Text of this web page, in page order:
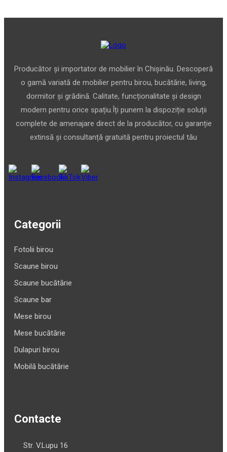
Producător și importator de mobilier în Chișinău. Descoperă
o gamă variată de mobilier pentru birou, bucătărie, living,
dormitor și grădină. Calitate, funcționalitate și design
modern pentru orice spațiu.Îți punem la dispoziție soluții
complete de amenajare direct de la producător, cu garanție
extinsă și consultanță gratuită pentru proiectul tău
Categorii
Fotolii birou
Scaune birou
Scaune bucătărie
Scaune bar
Mese birou
Mese bucătărie
Dulapuri birou
Mobilă bucătărie
Contacte
Str. V.Lupu 16